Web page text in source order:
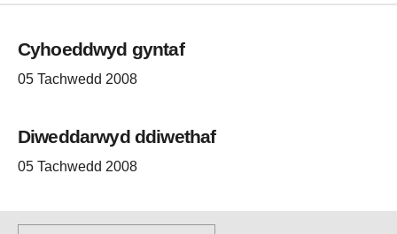
Cyhoeddwyd gyntaf
05 Tachwedd 2008
Diweddarwyd ddiwethaf
05 Tachwedd 2008